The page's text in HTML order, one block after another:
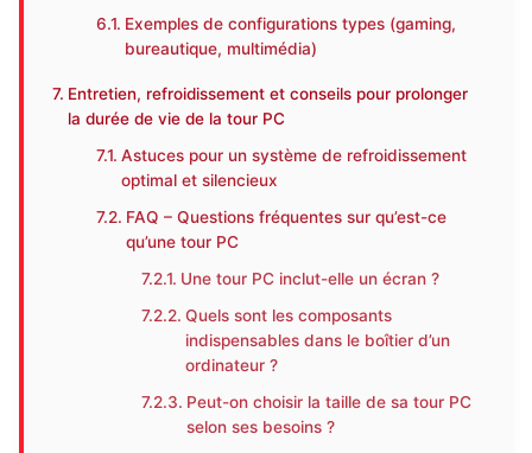
Exemples de configurations types (gaming,
bureautique, multimédia)
Entretien, refroidissement et conseils pour prolonger
la durée de vie de la tour PC
Astuces pour un système de refroidissement
optimal et silencieux
FAQ – Questions fréquentes sur qu’est-ce
qu’une tour PC
Une tour PC inclut-elle un écran ?
Quels sont les composants
indispensables dans le boîtier d’un
ordinateur ?
Peut-on choisir la taille de sa tour PC
selon ses besoins ?